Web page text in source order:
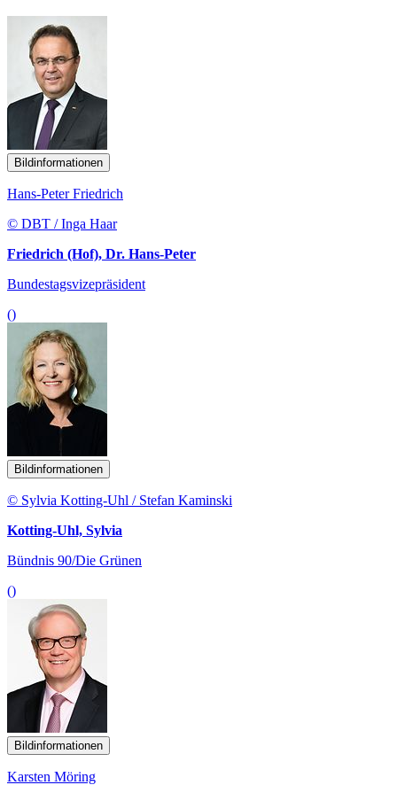
Bildinformationen
Hans-Peter Friedrich
© DBT / Inga Haar
Friedrich (Hof), Dr. Hans-Peter
Bundestagsvizepräsident
()
Bildinformationen
© Sylvia Kotting-Uhl / Stefan Kaminski
Kotting-Uhl, Sylvia
Bündnis 90/Die Grünen
()
Bildinformationen
Karsten Möring